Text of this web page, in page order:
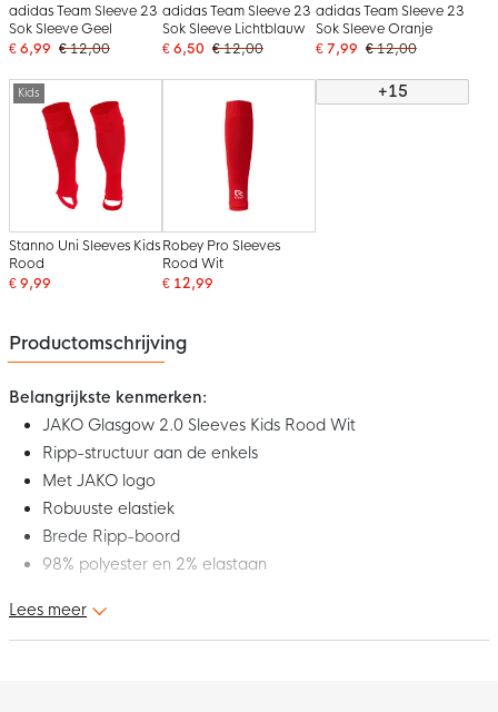
adidas Team Sleeve 23
Sok Sleeve Geel
€ 6,99 € 12,00
adidas Team Sleeve 23
Sok Sleeve Lichtblauw
€ 6,50 € 12,00
adidas Team Sleeve 23
Sok Sleeve Oranje
€ 7,99 € 12,00
Kids
Stanno Uni Sleeves Kids
Rood
€ 9,99
Robey Pro Sleeves
Rood Wit
€ 12,99
+15
Productomschrijving
Belangrijkste kenmerken:
JAKO Glasgow 2.0 Sleeves Kids Rood Wit
Ripp-structuur aan de enkels
Met JAKO logo
Robuuste elastiek
Brede Ripp-boord
98% polyester en 2% elastaan
Dit zijn de JAKO Glasgow 2.0 Sleeves Kids Rood Wit! De kousen
zonder voet garanderen optimaal draagcomfort. Deze
Lees meer